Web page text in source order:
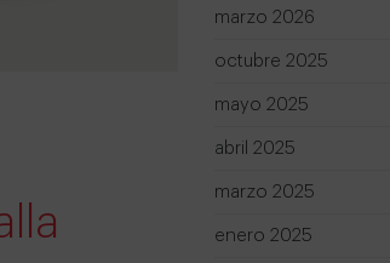
marzo 2026
octubre 2025
mayo 2025
abril 2025
marzo 2025
enero 2025